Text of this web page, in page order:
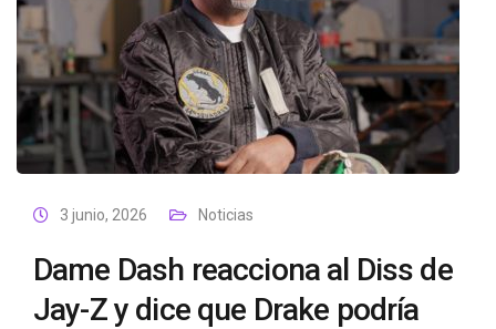
3 junio, 2026 Noticias
Dame Dash reacciona al Diss de
Jay-Z y dice que Drake podría